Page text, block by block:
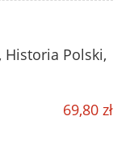
Historia Polski,
69,80 zł